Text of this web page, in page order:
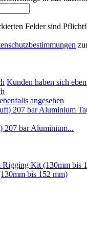
Felder sind
Kunden haben sich
angesehen
207 bar Aluminium...
bis 152 mm)